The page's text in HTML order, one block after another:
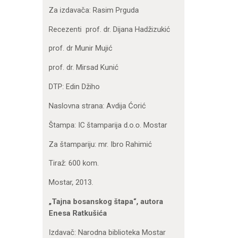
Za izdavača: Rasim Prguda
Recezenti prof. dr. Dijana Hadžizukić
prof. dr Munir Mujić
prof. dr. Mirsad Kunić
DTP: Edin Džiho
Naslovna strana: Avdija Ćorić
Štampa: IC štamparija d.o.o. Mostar
Za štampariju: mr. Ibro Rahimić
Tiraž: 600 kom.
Mostar, 2013.
„Tajna bosanskog štapa“, autora
Enesa Ratkušića
Izdavač: Narodna biblioteka Mostar